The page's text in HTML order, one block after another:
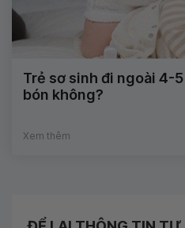
Trẻ sơ sinh đi ngoài 4-
bón không?
Xem thêm